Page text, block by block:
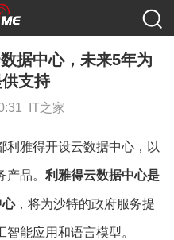
据中心，未来5年为
支持
IT之家
利雅得开设云数据中心，以
品。 利雅得云数据中心是
心，将为沙特的政府服务提
能应用和语言模型。